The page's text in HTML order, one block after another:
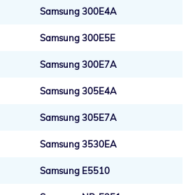
Samsung 300E4A
Samsung 300E5E
Samsung 300E7A
Samsung 305E4A
Samsung 305E7A
Samsung 3530EA
Samsung E5510